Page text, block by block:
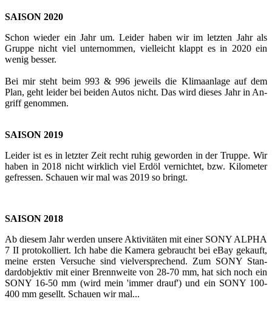
SAI­SON 2020
Schon wie­der ein Jahr um. Lei­der haben wir im letz­ten Jahr als
Grup­pe nicht viel un­ter­nom­men, viel­leicht klappt es in 2020 ein
wenig bes­ser.
Bei mir steht beim 993 & 996 je­weils die Kli­ma­an­la­ge auf dem
Plan, geht lei­der bei bei­den Autos nicht. Das wird die­ses Jahr in An­
griff ge­nom­men.
SAI­SON 2019
Lei­der ist es in letz­ter Zeit recht ruhig ge­wor­den in der Trup­pe. Wir
haben in 2018 nicht wirk­lich viel Erdöl ver­nich­tet, bzw. Ki­lo­me­ter
ge­fres­sen. Schau­en wir mal was 2019 so bringt.
SAI­SON 2018
Ab die­sem Jahr wer­den un­se­re Ak­ti­vi­tä­ten mit einer SONY ALPHA
7 II pro­to­kol­liert. Ich habe die Ka­me­ra ge­braucht bei eBay ge­kauft,
meine ers­ten Ver­su­che sind viel­ver­spre­chend. Zum SONY Stan­
dard­ob­jek­tiv mit einer Brenn­wei­te von 28-70 mm, hat sich noch ein
SONY 16-50 mm (wird mein 'immer drauf') und ein SONY 100-
400 mm ge­sellt. Schau­en wir mal...